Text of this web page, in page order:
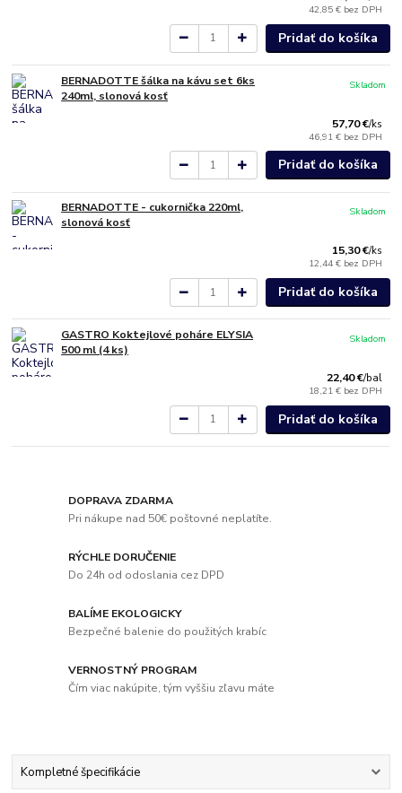
42,85 € bez DPH
Pridať do košíka
BERNADOTTE šálka na kávu set 6ks
240ml, slonová kosť
57,70 €/ks
46,91 € bez DPH
Skladom
Pridať do košíka
BERNADOTTE - cukornička 220ml,
slonová kosť
15,30 €/ks
12,44 € bez DPH
Skladom
Pridať do košíka
GASTRO Koktejlové poháre ELYSIA
500 ml (4 ks)
22,40 €/bal
18,21 € bez DPH
Skladom
Pridať do košíka
DOPRAVA ZDARMA
Pri nákupe nad 50€ poštovné neplatíte.
RÝCHLE DORUČENIE
Do 24h od odoslania cez DPD
BALÍME EKOLOGICKY
Bezpečné balenie do použitých krabíc
VERNOSTNÝ PROGRAM
Čím viac nakúpite, tým vyššiu zľavu máte
Kompletné špecifikácie